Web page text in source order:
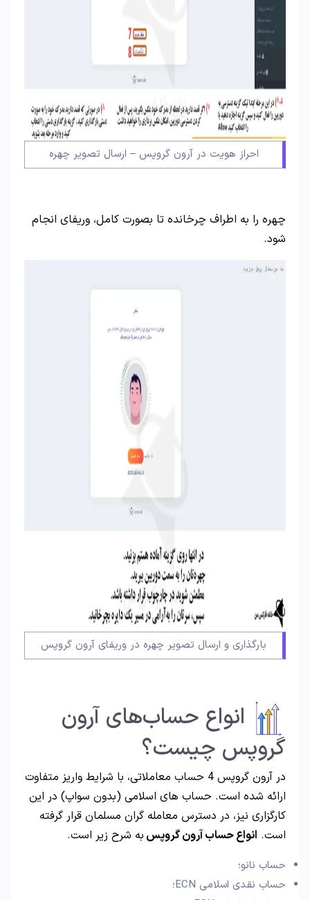
احراز هویت در آرون گروپس – ارسال تصویر چهره
چهره را به اطراف چرخانده تا بصورت کامل، وریفای انجام
شود.
بارگذاری و ارسال تصویر چهره در وریفای آرون گروپس
انواع حساب‌های آرون
گروپس چیست؟
در آرون گروپس 4 حساب معاملاتی، با شرایط واریز متفاوت
ارائه شده است. حساب های اسلامی (بدون سواپ) در این
کارگزاری نیز، در دسترس معامله گران مسلمان قرار گرفته
است. انواع حساب آرون گروپس به شرح زیر است.
حساب نانو؛
حساب نقدی اسلامی ECN؛